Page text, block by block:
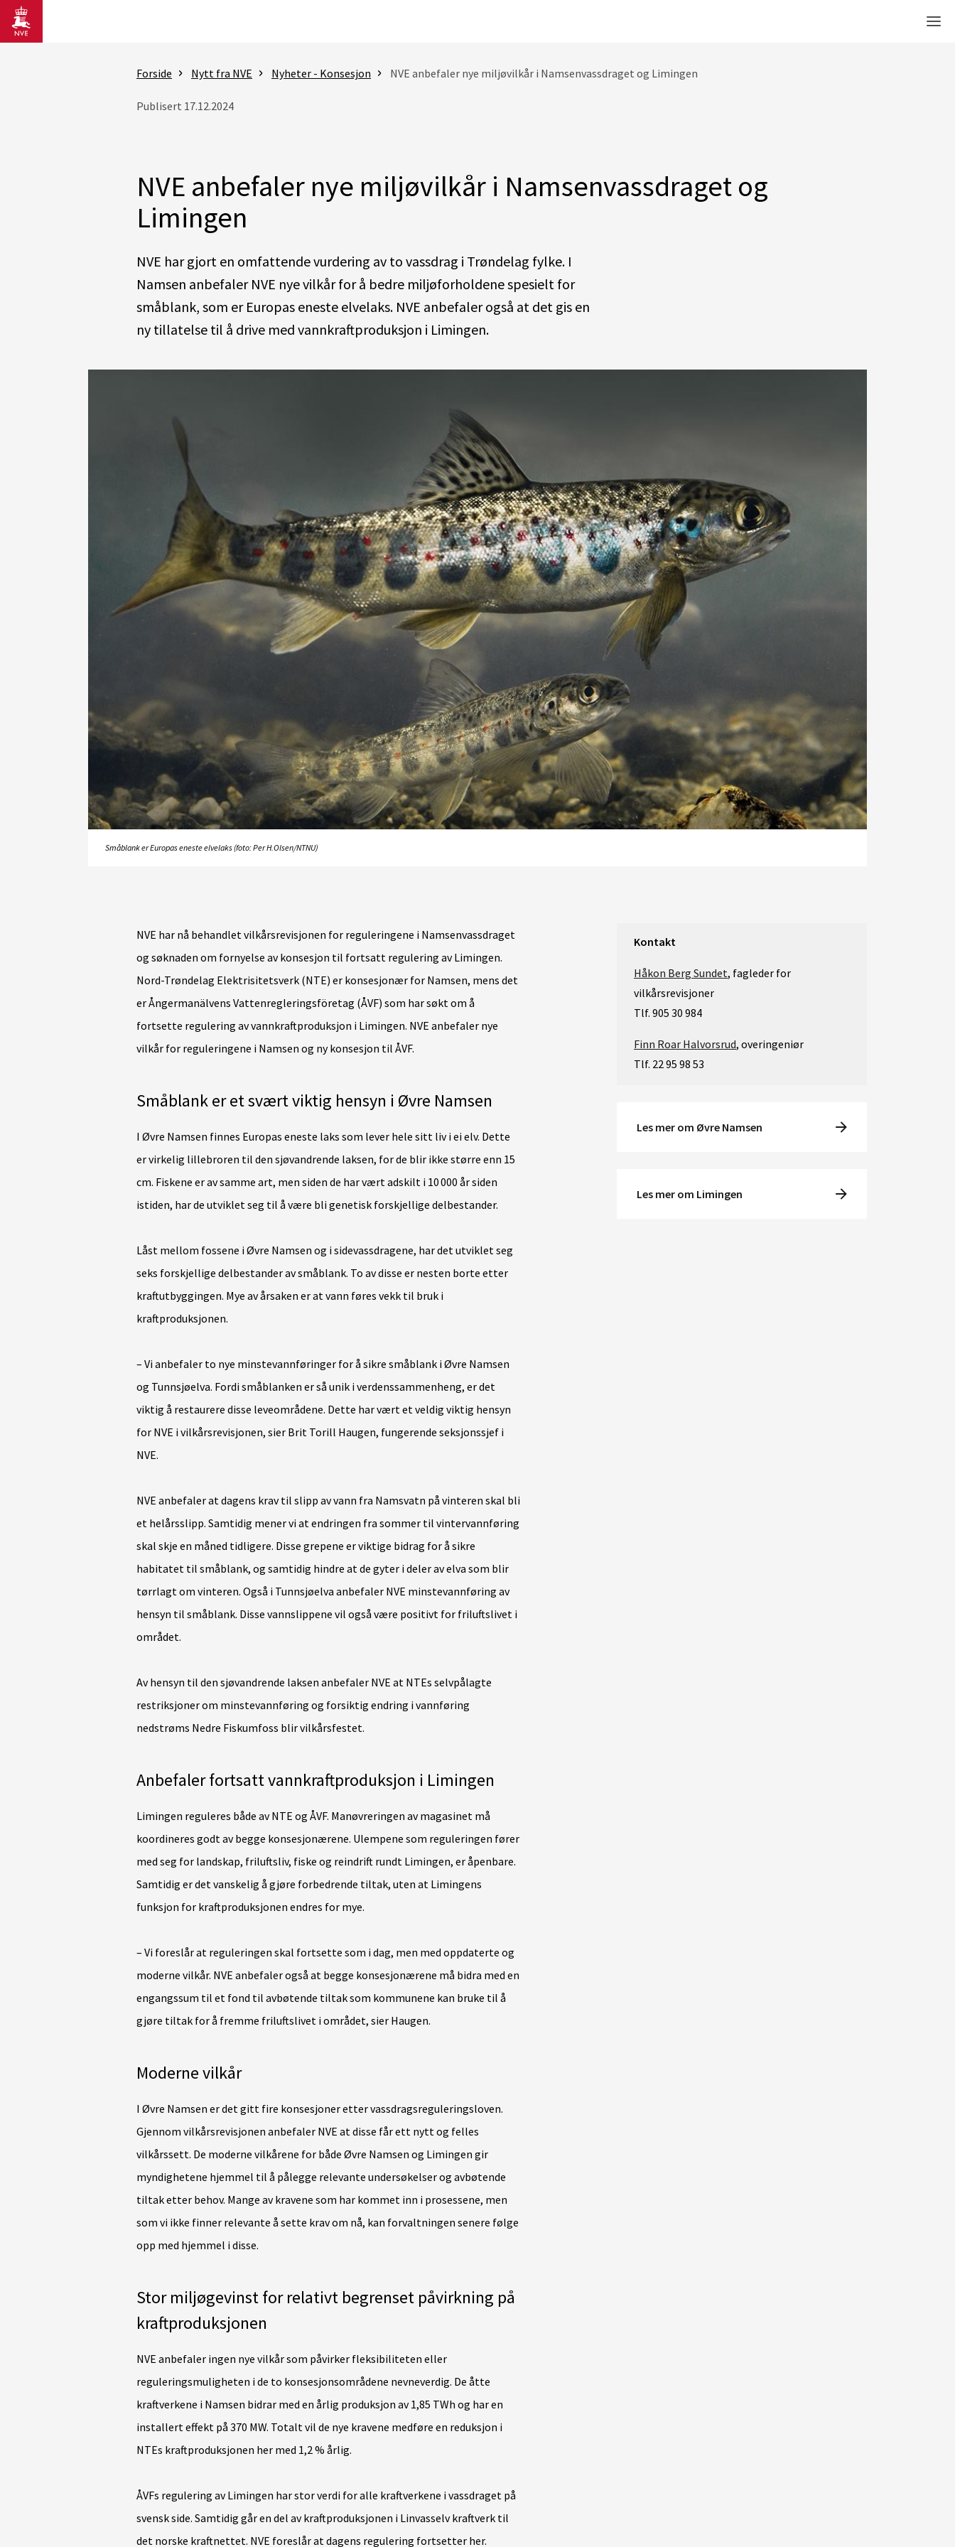
Gå til hovedinnhold
Forside Nytt fra NVE Nyheter - Konsesjon NVE anbefaler nye miljøvilkår i Namsenvassdraget og Limingen
Publisert 17.12.2024
NVE anbefaler nye miljøvilkår i Namsenvassdraget og
Limingen
NVE har gjort en omfattende vurdering av to vassdrag i Trøndelag fylke. I
Namsen anbefaler NVE nye vilkår for å bedre miljøforholdene spesielt for
småblank, som er Europas eneste elvelaks. NVE anbefaler også at det gis en
ny tillatelse til å drive med vannkraftproduksjon i Limingen.
Småblank er Europas eneste elvelaks (foto: Per H.Olsen/NTNU)
NVE har nå behandlet vilkårsrevisjonen for reguleringene i Namsenvassdraget
og søknaden om fornyelse av konsesjon til fortsatt regulering av Limingen.
Nord-Trøndelag Elektrisitetsverk (NTE) er konsesjonær for Namsen, mens det
er Ångermanälvens Vattenregleringsföretag (ÅVF) som har søkt om å
fortsette regulering av vannkraftproduksjon i Limingen. NVE anbefaler nye
vilkår for reguleringene i Namsen og ny konsesjon til ÅVF.
Småblank er et svært viktig hensyn i Øvre Namsen
I Øvre Namsen finnes Europas eneste laks som lever hele sitt liv i ei elv. Dette
er virkelig lillebroren til den sjøvandrende laksen, for de blir ikke større enn 15
cm. Fiskene er av samme art, men siden de har vært adskilt i 10 000 år siden
istiden, har de utviklet seg til å være bli genetisk forskjellige delbestander.
Låst mellom fossene i Øvre Namsen og i sidevassdragene, har det utviklet seg
seks forskjellige delbestander av småblank. To av disse er nesten borte etter
kraftutbyggingen. Mye av årsaken er at vann føres vekk til bruk i
kraftproduksjonen.
– Vi anbefaler to nye minstevannføringer for å sikre småblank i Øvre Namsen
og Tunnsjøelva. Fordi småblanken er så unik i verdenssammenheng, er det
viktig å restaurere disse leveområdene. Dette har vært et veldig viktig hensyn
for NVE i vilkårsrevisjonen, sier Brit Torill Haugen, fungerende seksjonssjef i
NVE.
NVE anbefaler at dagens krav til slipp av vann fra Namsvatn på vinteren skal bli
et helårsslipp. Samtidig mener vi at endringen fra sommer til vintervannføring
skal skje en måned tidligere. Disse grepene er viktige bidrag for å sikre
habitatet til småblank, og samtidig hindre at de gyter i deler av elva som blir
tørrlagt om vinteren. Også i Tunnsjøelva anbefaler NVE minstevannføring av
hensyn til småblank. Disse vannslippene vil også være positivt for friluftslivet i
området.
Av hensyn til den sjøvandrende laksen anbefaler NVE at NTEs selvpålagte
restriksjoner om minstevannføring og forsiktig endring i vannføring
nedstrøms Nedre Fiskumfoss blir vilkårsfestet.
Anbefaler fortsatt vannkraftproduksjon i Limingen
Limingen reguleres både av NTE og ÅVF. Manøvreringen av magasinet må
koordineres godt av begge konsesjonærene. Ulempene som reguleringen fører
med seg for landskap, friluftsliv, fiske og reindrift rundt Limingen, er åpenbare.
Samtidig er det vanskelig å gjøre forbedrende tiltak, uten at Limingens
funksjon for kraftproduksjonen endres for mye.
– Vi foreslår at reguleringen skal fortsette som i dag, men med oppdaterte og
moderne vilkår. NVE anbefaler også at begge konsesjonærene må bidra med en
engangssum til et fond til avbøtende tiltak som kommunene kan bruke til å
gjøre tiltak for å fremme friluftslivet i området, sier Haugen.
Moderne vilkår
I Øvre Namsen er det gitt fire konsesjoner etter vassdragsreguleringsloven.
Gjennom vilkårsrevisjonen anbefaler NVE at disse får ett nytt og felles
vilkårssett. De moderne vilkårene for både Øvre Namsen og Limingen gir
myndighetene hjemmel til å pålegge relevante undersøkelser og avbøtende
tiltak etter behov. Mange av kravene som har kommet inn i prosessene, men
som vi ikke finner relevante å sette krav om nå, kan forvaltningen senere følge
opp med hjemmel i disse.
Stor miljøgevinst for relativt begrenset påvirkning på
kraftproduksjonen
NVE anbefaler ingen nye vilkår som påvirker fleksibiliteten eller
reguleringsmuligheten i de to konsesjonsområdene nevneverdig. De åtte
kraftverkene i Namsen bidrar med en årlig produksjon av 1,85 TWh og har en
installert effekt på 370 MW. Totalt vil de nye kravene medføre en reduksjon i
NTEs kraftproduksjonen her med 1,2 % årlig.
ÅVFs regulering av Limingen har stor verdi for alle kraftverkene i vassdraget på
svensk side. Samtidig går en del av kraftproduksjonen i Linvasselv kraftverk til
det norske kraftnettet. NVE foreslår at dagens regulering fortsetter her.
Kontakt
Håkon Berg Sundet, fagleder for
vilkårsrevisjoner
Tlf. 905 30 984
Finn Roar Halvorsrud, overingeniør
Tlf. 22 95 98 53
Les mer om Øvre Namsen
Les mer om Limingen